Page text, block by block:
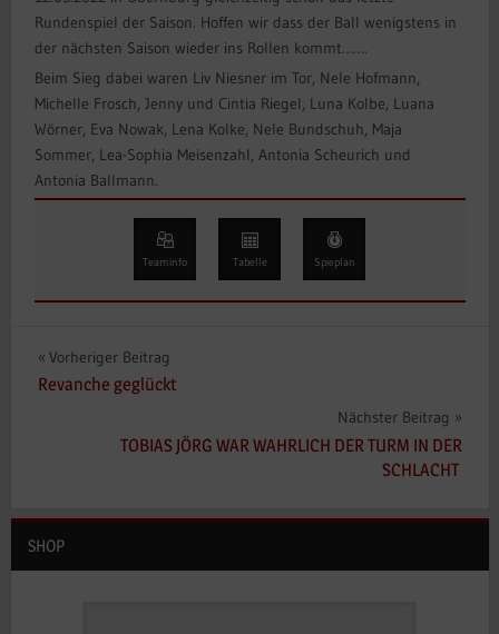
Rundenspiel der Saison. Hoffen wir dass der Ball wenigstens in
der nächsten Saison wieder ins Rollen kommt…….
Beim Sieg dabei waren Liv Niesner im Tor, Nele Hofmann,
Michelle Frosch, Jenny und Cintia Riegel, Luna Kolbe, Luana
Wörner, Eva Nowak, Lena Kolke, Nele Bundschuh, Maja
Sommer, Lea-Sophia Meisenzahl, Antonia Scheurich und
Antonia Ballmann.
Teaminfo Tabelle Spieplan
Beitragsnavigation
Vorheriger Beitrag
Revanche geglückt
Nächster Beitrag
TOBIAS JÖRG WAR WAHRLICH DER TURM IN DER
SCHLACHT
SHOP